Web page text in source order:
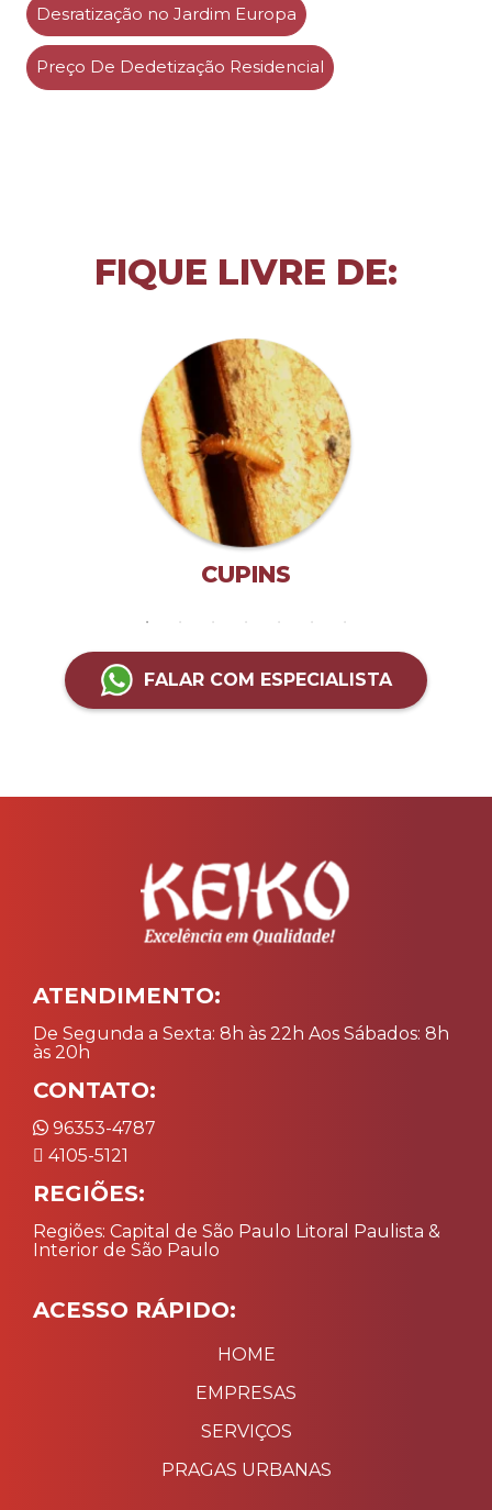
Desratização no Jardim Europa
Preço De Dedetização Residencial
FIQUE LIVRE DE:
CUPINS
FALAR COM ESPECIALISTA
ATENDIMENTO:
De Segunda a Sexta: 8h às 22h Aos Sábados: 8h
às 20h
CONTATO:
96353-4787
4105-5121
REGIÕES:
Regiões: Capital de São Paulo Litoral Paulista &
Interior de São Paulo
ACESSO RÁPIDO:
HOME
EMPRESAS
SERVIÇOS
PRAGAS URBANAS